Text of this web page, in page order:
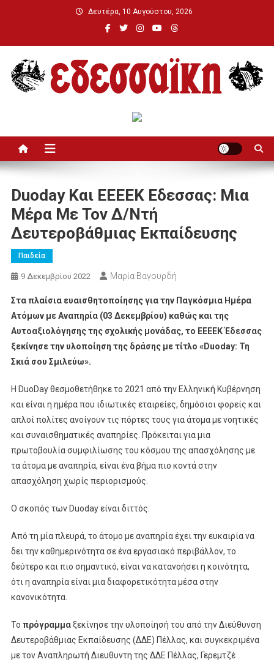
Δευτέρα, 10 Αυγούστου, 2026
Duoday Και ΕΕΕΕΚ Εδεσσας: Μια
Μέρα Με Τον Δ/ντή
Δευτεροβάθμιας Εκπαίδευσης
Παιδεία
9 Δεκεμβρίου 2022 Μαρία Βαγουρδή
Στα πλαίσια ευαισθητοποίησης για την Παγκόσμια Ημέρα
Ατόμων με Αναπηρία (03 Δεκεμβρίου) καθώς και της
Αυτοαξιολόγησης της σχολικής μονάδας, το ΕΕΕΕΚ Έδεσσας
ξεκίνησε την υλοποίηση της δράσης με τίτλο «Duoday: Τη
Σκιά σου Σμιλεύω».
Η DuoDay θεσμοθετήθηκε το 2021 από την Ελληνική Κυβέρνηση
και είναι η ημέρα που ιδιωτικές εταιρείες, δημόσιοι φορείς και
απλοί πολίτες ανοίγουν τις πόρτες τους για άτομα με νοητικές
και συναισθηματικές αναπηρίες. Πρόκειται για μια
πρωτοβουλία συμφιλίωσης του κόσμου της απασχόλησης με
τα άτομα με αναπηρία, είναι ένα βήμα πιο κοντά στην
απασχόληση χωρίς περιορισμούς.
Ο σκοπός των Duoday είναι διττός:
Από τη μία πλευρά, το άτομο με αναπηρία έχει την ευκαιρία να
δει την καθημερινότητα σε ένα εργασιακό περιβάλλον, το
δεύτερο και πιο σημαντικό, είναι να κατανοήσει η κοινότητα,
ότι η αναπηρία είναι μια διαφορετικότητα μέσα στην
κανονικότητα.
Το πρόγραμμαξεκίνησε την υλοποίησή του από την Διεύθυνση
Δευτεροβάθμιας Εκπαίδευσης (ΔΔΕ) Πέλλας, και συγκεκριμένα
με τον Αναπληρωτή Διευθυντη της ΔΔΕ Πέλλας, Γερεμτζέ